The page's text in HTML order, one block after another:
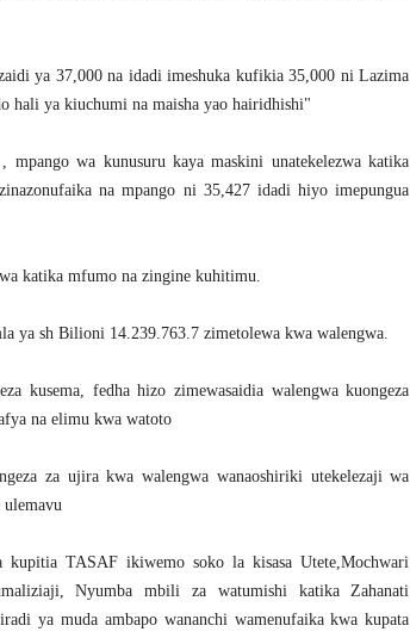
ya 37,000 na idadi imeshuka kufikia 35,000 ni Lazima
hali ya kiuchumi na maisha yao hairidhishi"
wa kunusuru kaya maskini unatekelezwa katika
na mpango ni 35,427 idadi hiyo imepungua
katika mfumo na zingine kuhitimu.
ya sh Bilioni 14.239.763.7 zimetolewa kwa walengwa.
kusema, fedha hizo zimewasaidia walengwa kuongeza
na elimu kwa watoto
za ujira kwa walengwa wanaoshiriki utekelezaji wa
kupitia TASAF ikiwemo soko la kisasa Utete,Mochwari
Nyumba mbili za watumishi katika Zahanati
ya muda ambapo wananchi wamenufaika kwa kupata